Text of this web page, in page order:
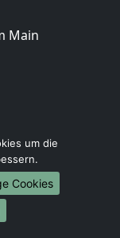
Main
um die
Cookies